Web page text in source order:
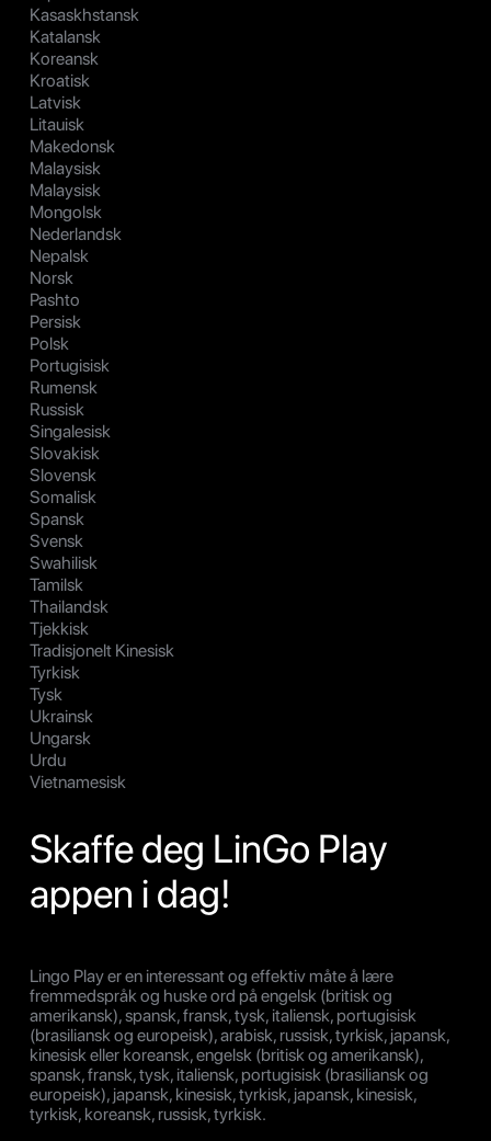
Kasaskhstansk
Katalansk
Koreansk
Kroatisk
Latvisk
Litauisk
Makedonsk
Malaysisk
Malaysisk
Mongolsk
Nederlandsk
Nepalsk
Norsk
Pashto
Persisk
Polsk
Portugisisk
Rumensk
Russisk
Singalesisk
Slovakisk
Slovensk
Somalisk
Spansk
Svensk
Swahilisk
Tamilsk
Thailandsk
Tjekkisk
Tradisjonelt Kinesisk
Tyrkisk
Tysk
Ukrainsk
Ungarsk
Urdu
Vietnamesisk
Skaffe deg LinGo Play
appen i dag!
Lingo Play er en interessant og effektiv måte å lære
fremmedspråk og huske ord på engelsk (britisk og
amerikansk), spansk, fransk, tysk, italiensk, portugisisk
(brasiliansk og europeisk), arabisk, russisk, tyrkisk, japansk,
kinesisk eller koreansk, engelsk (britisk og amerikansk),
spansk, fransk, tysk, italiensk, portugisisk (brasiliansk og
europeisk), japansk, kinesisk, tyrkisk, japansk, kinesisk,
tyrkisk, koreansk, russisk, tyrkisk.